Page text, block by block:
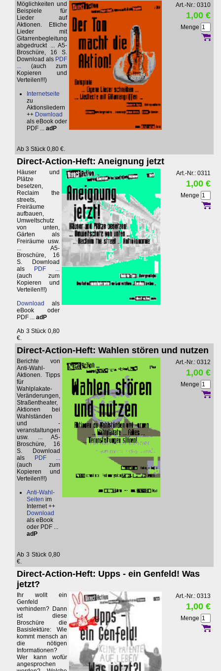
Möglichkeiten und
Beispiele für
Lieder auf
Aktionen. Etliche
Lieder mit
Gitarrenbegleitung
abgedruckt ... A5-
Broschüre, 16 S.
Download als PDF
... (auch zum
Kopieren und
Verteilen!!!)
Internetseite
zu
Aktionsliedern
++ Download
als eBook oder
PDF ... adP
Ab 3 Stück 0,80 €.
Art.-Nr.: 0310
1,00 €
Menge
Direct-Action-Heft: Aneignung jetzt
Häuser und
Plätze
besetzen,
Reclaim the
streets,
Freiräume
aufbauen,
Umweltschutz
von unten,
Gärten als
Freiräume usw.
... A5-
Broschüre, 16
S. Download
als
PDF ...
(auch zum
Kopieren und
Verteilen!!!)
Download
als
eBook oder
PDF ... adP
Ab 3 Stück 0,80
€.
Art.-Nr.: 0311
1,00 €
Menge
Direct-Action-Heft: Wahlen stören und nutzen
Berichte von
Anti-Wahl-
Aktionen. Tipps
für
Wahlplakate-
Veränderungen,
Straßentheater,
Aktionen bei
Wahlständen
und -
veranstaltungen
usw. ... A5-
Broschüre, 16
S. Download
als
PDF ...
(auch zum
Kopieren und
Verteilen!!!)
Anti-Wahl-
Seiten im
Internet ++
Download
als eBook
oder PDF ...
adP
Ab 3 Stück 0,80
€.
Art.-Nr.: 0312
1,00 €
Menge
Direct-Action-Heft: Upps - ein Genfeld! Was
jetzt?
Ihr wollt ein
Genfeld
verhindern? Dann
ist diese
Broschüre die
Basislektüre: Wie
kommt mensch an
die nötigen
Informationen?
Wer kann wofür
angesprochen
Art.-Nr.: 0313
1,00 €
Menge